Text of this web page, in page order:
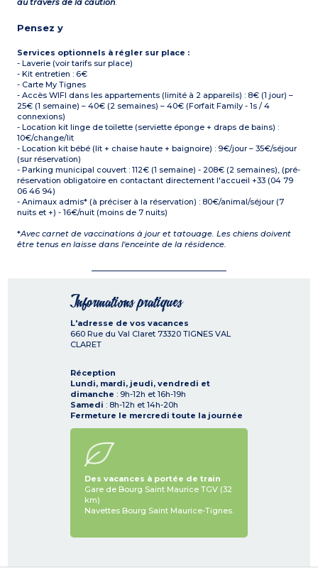
au travers de la caution.
Pensez y
Services optionnels à régler sur place :
- Laverie (voir tarifs sur place)
- Kit entretien : 6€
- Carte My Tignes
- Accès WIFI dans les appartements (limité à 2 appareils) : 8€ (1 jour) –
25€ (1 semaine) – 40€ (2 semaines) – 40€ (Forfait Family - 1s / 4
connexions)
- Location kit linge de toilette (serviette éponge + draps de bains) :
10€/change/lit
- Location kit bébé (lit + chaise haute + baignoire) : 9€/jour – 35€/séjour
(sur réservation)
- Parking municipal couvert : 112€ (1 semaine) - 208€ (2 semaines), (pré-
réservation obligatoire en contactant directement l'accueil +33 (04 79
06 46 94)
- Animaux admis* (à préciser à la réservation) : 80€/animal/séjour (7
nuits et +) - 16€/nuit (moins de 7 nuits)
*Avec carnet de vaccinations à jour et tatouage. Les chiens doivent
être tenus en laisse dans l'enceinte de la résidence.
Informations pratiques
L'adresse de vos vacances
660 Rue du Val Claret 73320 TIGNES VAL
CLARET
Réception
Lundi, mardi, jeudi, vendredi et
dimanche : 9h-12h et 16h-19h
Samedi : 8h-12h et 14h-20h
Fermeture le mercredi toute la journée
Des vacances à portée de train
Gare de Bourg Saint Maurice TGV (32
km)
Navettes Bourg Saint Maurice-Tignes.